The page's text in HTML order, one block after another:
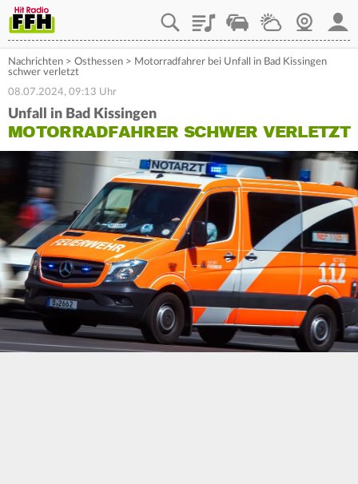
PlaylistStaupilotWetterWebcam
Nachrichten > Osthessen > Motorradfahrer bei Unfall in Bad Kissingen
schwer verletzt
08.07.2024, 09:13 Uhr
Unfall in Bad Kissingen
MOTORRADFAHRER SCHWER VERLETZT